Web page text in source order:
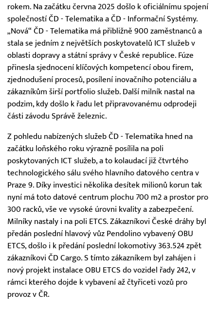
rokem. Na začátku června 2025 došlo k oficiálnímu spojení
společností ČD - Telematika a ČD - Informační Systémy.
„Nová“ ČD - Telematika má přibližně 900 zaměstnanců a
stala se jedním z největších poskytovatelů ICT služeb v
oblasti dopravy a státní správy v České republice. Fúze
přinesla sjednocení klíčových kompetencí obou firem,
zjednodušení procesů, posílení inovačního potenciálu a
zákazníkům širší portfolio služeb. Další milník nastal na
podzim, kdy došlo k řadu let připravovanému odprodeji
části závodu Správě železnic.
Z pohledu nabízených služeb ČD - Telematika hned na
začátku loňského roku výrazně posílila na poli
poskytovaných ICT služeb, a to kolaudací již čtvrtého
technologického sálu svého hlavního datového centra v
Praze 9. Díky investici několika desítek milionů korun tak
nyní má toto datové centrum plochu 700 m2 a prostor pro
300 racků, vše ve vysoké úrovni kvality a zabezpečení.
Milníky nastaly i na poli ETCS. Zákazníkovi České dráhy byl
předán poslední hlavový vůz Pendolino vybavený OBU
ETCS, došlo i k předání poslední lokomotivy 363.524 zpět
zákazníkovi ČD Cargo. S tímto zákazníkem byl zahájen i
nový projekt instalace OBU ETCS do vozidel řady 242, v
rámci kterého dojde k vybavení až čtyřiceti vozů pro
provoz v ČR.